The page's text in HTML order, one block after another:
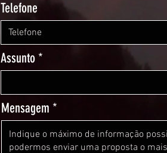
Telefone
Assunto
Mensagem